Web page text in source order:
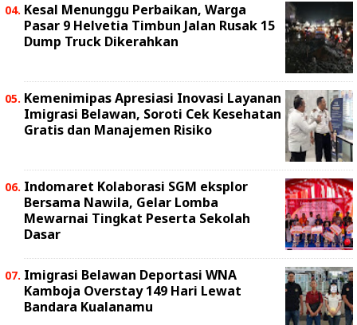
Kesal Menunggu Perbaikan, Warga
Pasar 9 Helvetia Timbun Jalan Rusak 15
Dump Truck Dikerahkan
Kemenimipas Apresiasi Inovasi Layanan
Imigrasi Belawan, Soroti Cek Kesehatan
Gratis dan Manajemen Risiko
Indomaret Kolaborasi SGM eksplor
Bersama Nawila, Gelar Lomba
Mewarnai Tingkat Peserta Sekolah
Dasar
Imigrasi Belawan Deportasi WNA
Kamboja Overstay 149 Hari Lewat
Bandara Kualanamu